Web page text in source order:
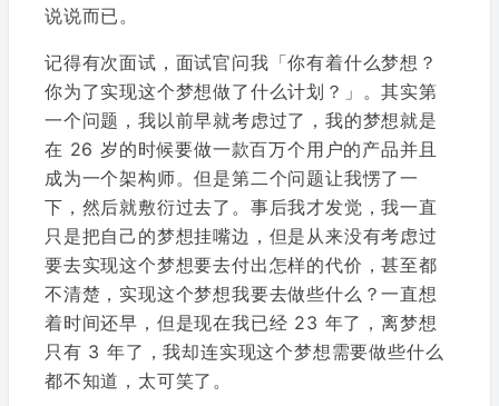
说说而已。
记得有次面试，面试官问我「你有着什么梦想？
你为了实现这个梦想做了什么计划？」。其实第
一个问题，我以前早就考虑过了，我的梦想就是
在 26 岁的时候要做一款百万个用户的产品并且
成为一个架构师。但是第二个问题让我愣了一
下，然后就敷衍过去了。事后我才发觉，我一直
只是把自己的梦想挂嘴边，但是从来没有考虑过
要去实现这个梦想要去付出怎样的代价，甚至都
不清楚，实现这个梦想我要去做些什么？一直想
着时间还早，但是现在我已经 23 年了，离梦想
只有 3 年了，我却连实现这个梦想需要做些什么
都不知道，太可笑了。